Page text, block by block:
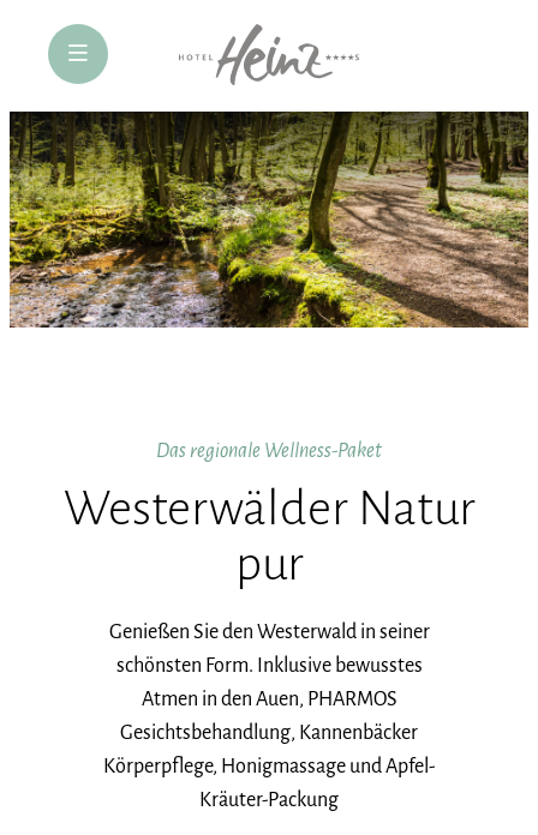
öffne Navigation
Das regionale Wellness-Paket
Westerwälder Natur
pur
Genießen Sie den Westerwald in seiner
schönsten Form. Inklusive bewusstes
Atmen in den Auen, PHARMOS
Gesichtsbehandlung, Kannenbäcker
Körperpflege, Honigmassage und Apfel-
Kräuter-Packung